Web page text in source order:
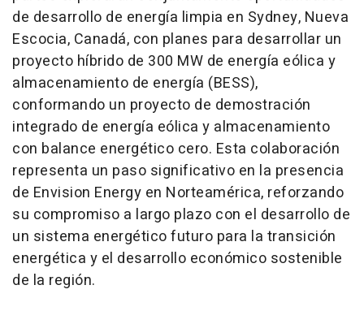
de desarrollo de energía limpia en Sydney, Nueva
Escocia, Canadá, con planes para desarrollar un
proyecto híbrido de 300 MW de energía eólica y
almacenamiento de energía (BESS),
conformando un proyecto de demostración
integrado de energía eólica y almacenamiento
con balance energético cero. Esta colaboración
representa un paso significativo en la presencia
de Envision Energy en Norteamérica, reforzando
su compromiso a largo plazo con el desarrollo de
un sistema energético futuro para la transición
energética y el desarrollo económico sostenible
de la región.